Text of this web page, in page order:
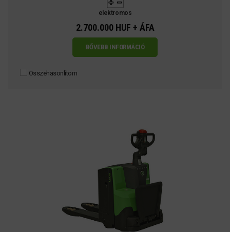
elektromos
2.700.000 HUF + ÁFA
BŐVEBB INFORMÁCIÓ
Összehasonlítom